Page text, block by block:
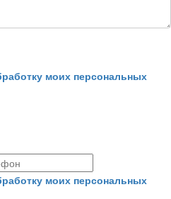
моих персональных
моих персональных